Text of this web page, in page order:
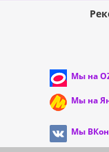
Мы на
Мы на
Мы